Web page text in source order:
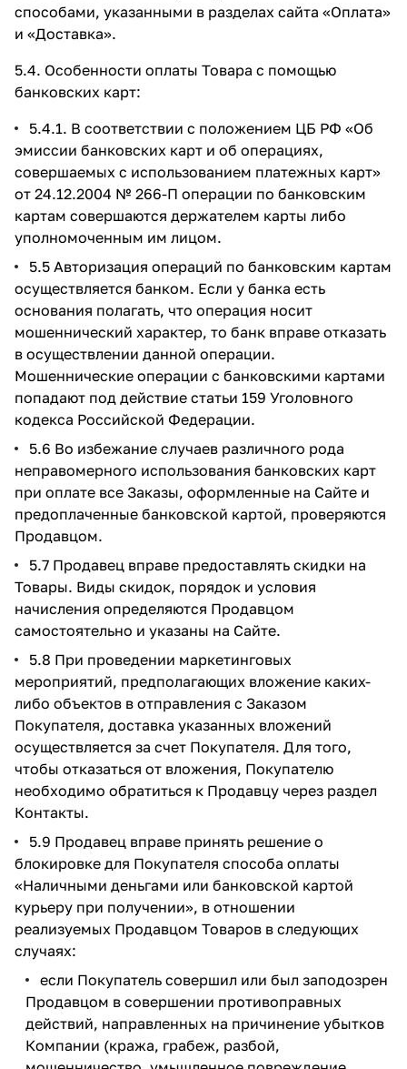
способами, указанными в разделах сайта «Оплата»
и «Доставка».
5.4. Особенности оплаты Товара с помощью
банковских карт:
5.4.1. В соответствии с положением ЦБ РФ «Об
эмиссии банковских карт и об операциях,
совершаемых с использованием платежных карт»
от 24.12.2004 № 266-П операции по банковским
картам совершаются держателем карты либо
уполномоченным им лицом.
5.5 Авторизация операций по банковским картам
осуществляется банком. Если у банка есть
основания полагать, что операция носит
мошеннический характер, то банк вправе отказать
в осуществлении данной операции.
Мошеннические операции с банковскими картами
попадают под действие статьи 159 Уголовного
кодекса Российской Федерации.
5.6 Во избежание случаев различного рода
неправомерного использования банковских карт
при оплате все Заказы, оформленные на Сайте и
предоплаченные банковской картой, проверяются
Продавцом.
5.7 Продавец вправе предоставлять скидки на
Товары. Виды скидок, порядок и условия
начисления определяются Продавцом
самостоятельно и указаны на Сайте.
5.8 При проведении маркетинговых
мероприятий, предполагающих вложение каких-
либо объектов в отправления с Заказом
Покупателя, доставка указанных вложений
осуществляется за счет Покупателя. Для того,
чтобы отказаться от вложения, Покупателю
необходимо обратиться к Продавцу через раздел
Контакты.
5.9 Продавец вправе принять решение о
блокировке для Покупателя способа оплаты
«Наличными деньгами или банковской картой
курьеру при получении», в отношении
реализуемых Продавцом Товаров в следующих
случаях:
если Покупатель совершил или был заподозрен
Продавцом в совершении противоправных
действий, направленных на причинение убытков
Компании (кража, грабеж, разбой,